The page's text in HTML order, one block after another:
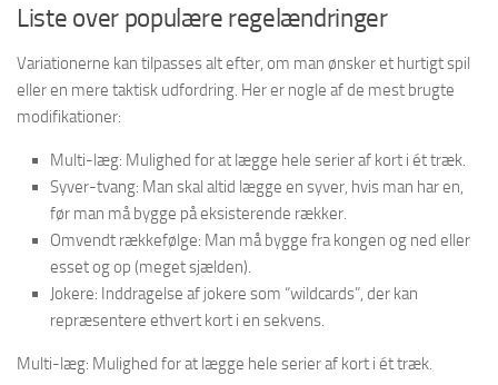
Liste over populære regelændringer
Variationerne kan tilpasses alt efter, om man ønsker et hurtigt spil
eller en mere taktisk udfordring. Her er nogle af de mest brugte
modifikationer:
Multi-læg: Mulighed for at lægge hele serier af kort i ét træk.
Syver-tvang: Man skal altid lægge en syver, hvis man har en,
før man må bygge på eksisterende rækker.
Omvendt rækkefølge: Man må bygge fra kongen og ned eller
esset og op (meget sjælden).
Jokere: Inddragelse af jokere som “wildcards”, der kan
repræsentere ethvert kort i en sekvens.
Multi-læg: Mulighed for at lægge hele serier af kort i ét træk.